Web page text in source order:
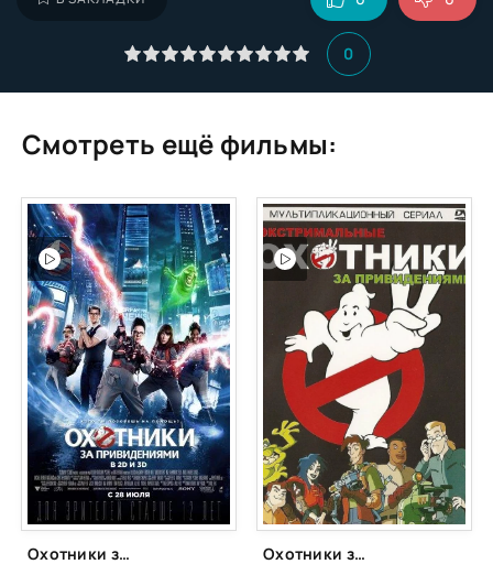
0
Смотреть ещё фильмы:
Охотники за привидениями Охотники за привидениями